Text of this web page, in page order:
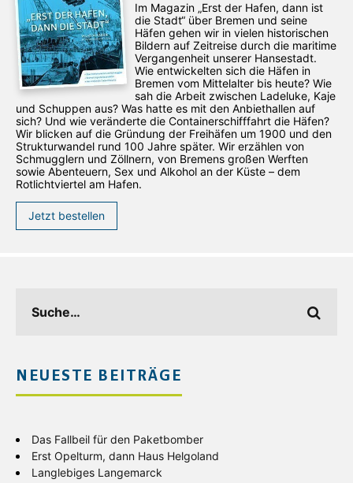
Im Magazin „Erst der Hafen, dann ist
die Stadt“ über Bremen und seine
Häfen gehen wir in vielen historischen
Bildern auf Zeitreise durch die maritime
Vergangenheit unserer Hansestadt.
Wie entwickelten sich die Häfen in
Bremen vom Mittelalter bis heute? Wie
sah die Arbeit zwischen Ladeluke, Kaje
und Schuppen aus? Was hatte es mit den Anbiethallen auf
sich? Und wie veränderte die Containerschifffahrt die Häfen?
Wir blicken auf die Gründung der Freihäfen um 1900 und den
Strukturwandel rund 100 Jahre später. Wir erzählen von
Schmugglern und Zöllnern, von Bremens großen Werften
sowie Abenteuern, Sex und Alkohol an der Küste – dem
Rotlichtviertel am Hafen.
Jetzt bestellen
NEUESTE BEITRÄGE
Das Fallbeil für den Paketbomber
Erst Opelturm, dann Haus Helgoland
Langlebiges Langemarck